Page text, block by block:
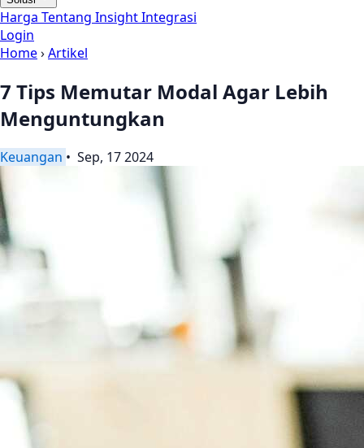
Harga Tentang InsightIntegrasi
Login
Home›Artikel
7 Tips Memutar Modal Agar Lebih
Menguntungkan
Keuangan • Sep, 17 2024